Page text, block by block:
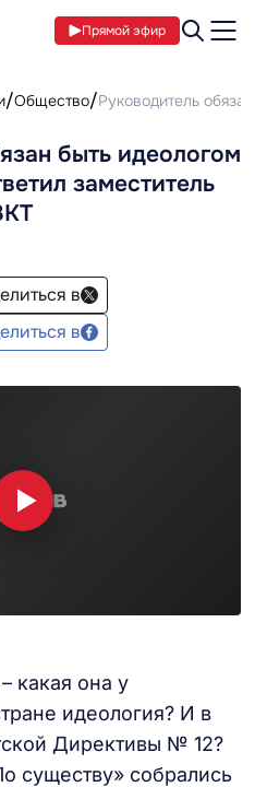
Прямой эфир
Общество Руководитель обязан
быть идеологом
заместитель
в
в
какая она у
идеология? И в
Директивы № 12?
существу» собрались